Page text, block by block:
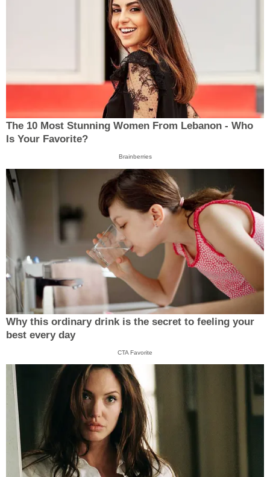
The 10 Most Stunning Women From Lebanon - Who
Is Your Favorite?
Brainberries
Why this ordinary drink is the secret to feeling your
best every day
CTA Favorite